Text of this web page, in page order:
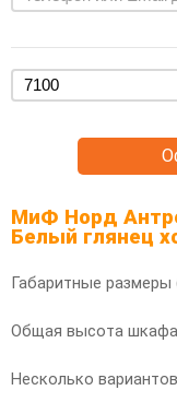
МиФ Норд
Белый глянец
Габаритные
Общая высота шкафа
Несколько